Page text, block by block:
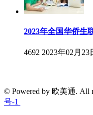
2023年全国华侨生
4692 2023年02月23
© Powered by 欧美通. All
号-1